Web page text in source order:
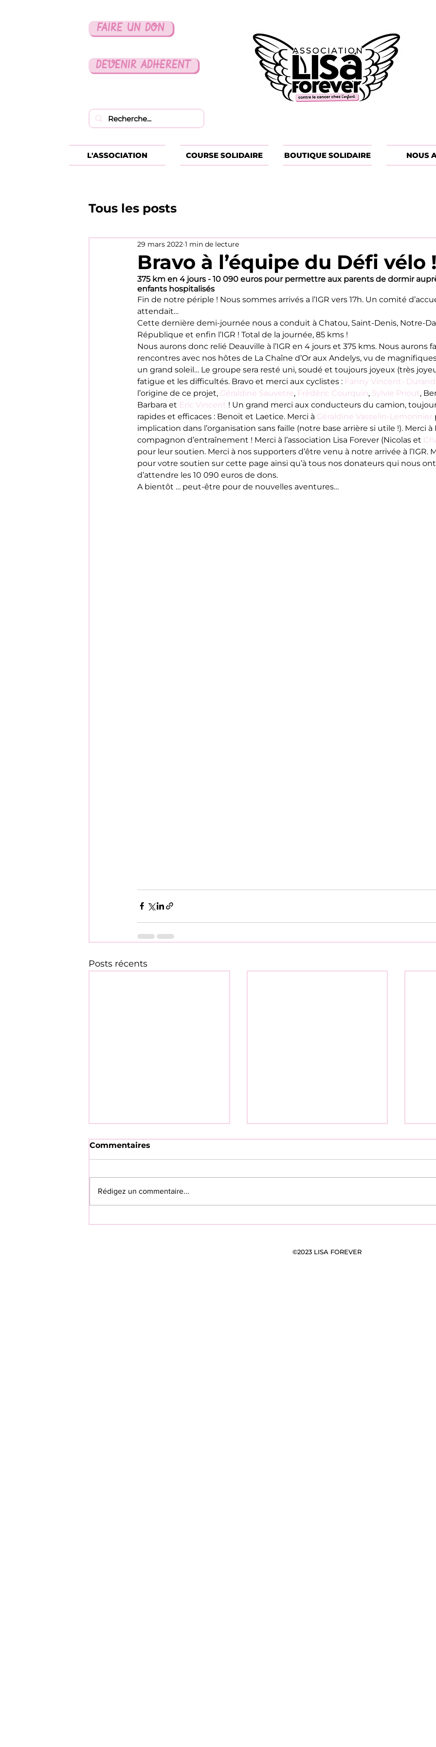
FAIRE UN DON
DEVENIR ADHERENT
Tous les posts
Bravo à l’équipe du Défi vélo !
29 mars 2022 1 min de lecture
375 km en 4 jours - 10 090 euros pour permettre aux parents de dormir
enfants hospitalisés
Fin de notre périple ! Nous sommes arrivés a l’IGR vers 17h. Un comité
attendait…
Cette dernière demi-journée nous a conduit à Chatou, Saint-Denis, Notre-
République et enfin l’IGR ! Total de la journée, 85 kms !
Nous aurons donc relié Deauville à l’IGR en 4 jours et 375 kms. Nous aurons
rencontres avec nos hôtes de La Chaîne d’Or aux Andelys, vu de
un grand soleil… Le groupe sera resté uni, soudé et toujours joyeux (très
fatigue et les difficultés. Bravo et merci aux cyclistes : Fanny Vincent- Durand
l’origine de ce projet, Géraldine Sauvetre, Frédéric Courquin, Sylvie Priout,
Barbara et Eric Vincent ! Un grand merci aux conducteurs du camion,
rapides et efficaces : Benoit et Laetice. Merci à Géraldine Vasselin-Lemonnier
implication dans l’organisation sans faille (notre base arrière si utile !). Merci
compagnon d’entraînement ! Merci à l’association Lisa Forever (Nicolas et
pour leur soutien. Merci à nos supporters d’être venu à notre arrivée à l’IGR.
pour votre soutien sur cette page ainsi qu’à tous nos donateurs qui nous
d’attendre les 10 090 euros de dons.
A bientôt … peut-être pour de nouvelles aventures…
Posts récents
💗SAVE THE DATE 💗
Commentaires
Rédigez un commentaire...
L'ASSOCIATION COURSE SOLIDAIRE BOUTIQUE SOLIDAIRE NOUS
©2023 LISA FOREVER